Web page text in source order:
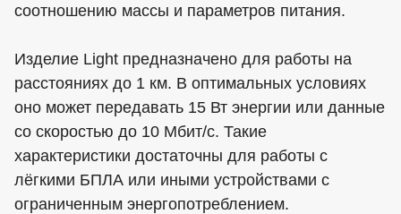
соотношению массы и параметров питания.
Изделие Light предназначено для работы на
расстояниях до 1 км. В оптимальных условиях
оно может передавать 15 Вт энергии или данные
со скоростью до 10 Мбит/с. Такие
характеристики достаточны для работы с
лёгкими БПЛА или иными устройствами с
ограниченным энергопотреблением.